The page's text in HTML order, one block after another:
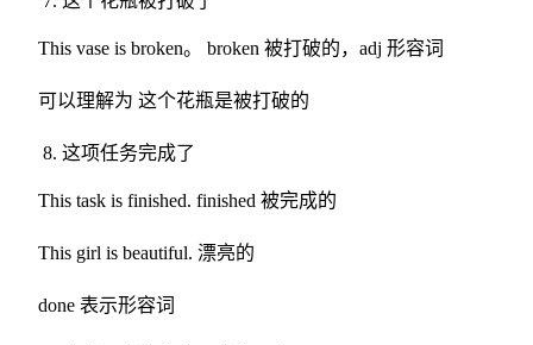
This vase is broken。 broken 被打破的，adj 形容词
可以理解为 这个花瓶是被打破的
这项任务完成了
This task is finished. finished 被完成的
This girl is beautiful. 漂亮的
done 表示形容词